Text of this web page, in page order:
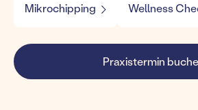
Mikrochipping Wellness
Praxistermin